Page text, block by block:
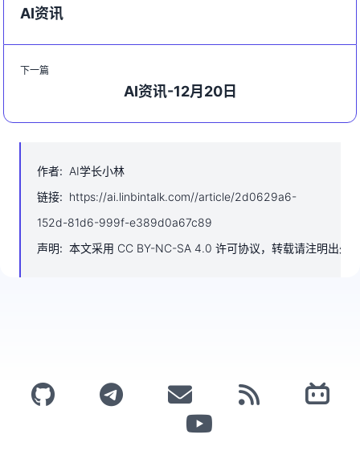
AI资讯
下一篇
AI资讯-12月20日
作者: AI学长小林
链接: https://ai.linbintalk.com//article/2d0629a6-
152d-81d6-999f-e389d0a67c89
声明: 本文采用 CC BY-NC-SA 4.0 许可协议，转载请注明出处